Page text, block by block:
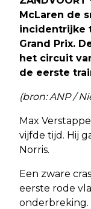
McLaren de
incidentrijke
Grand Prix.
het circuit
de eerste
(bron: ANP /
Max
vijfde tijd. Hij
Norris.
Een zware
eerste rode
onderbreking.